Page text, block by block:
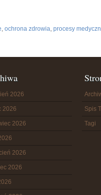
, ochrona zdrowia, procesy
2026
2026
2026
2026
2026
Spis
Tagi